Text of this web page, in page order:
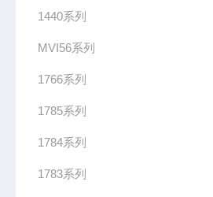
1440系列
MVI56系列
1766系列
1785系列
1784系列
1783系列